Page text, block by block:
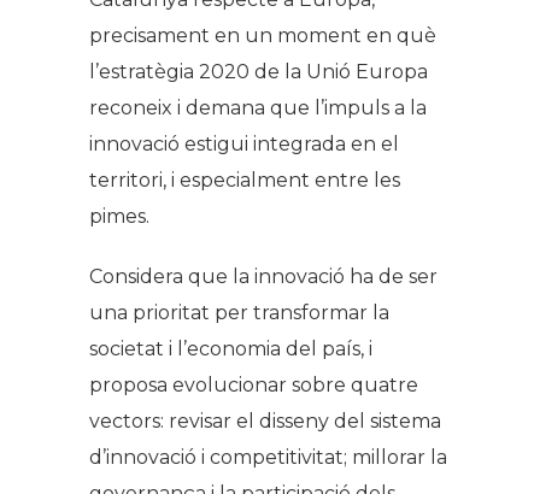
precisament en un moment en què
l’estratègia 2020 de la Unió Europa
reconeix i demana que l’impuls a la
innovació estigui integrada en el
territori, i especialment entre les
pimes.
Considera que la innovació ha de ser
una prioritat per transformar la
societat i l’economia del país, i
proposa evolucionar sobre quatre
vectors: revisar el disseny del sistema
d’innovació i competitivitat; millorar la